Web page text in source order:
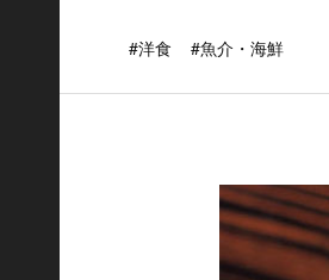
#洋食 #魚介・海鮮